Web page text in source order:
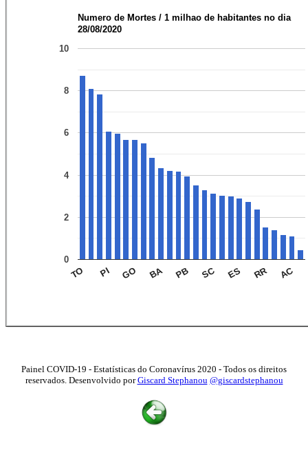
Numero de Mortes / 1 milhao de habitantes no dia
28/08/2020
TO PI GO BA PB SC ES RR AC
0
2
4
6
8
10
Painel COVID-19 - Estatísticas do Coronavírus 2020 - Todos os direitos
reservados. Desenvolvido porGiscard Stephanou @giscardstephanou